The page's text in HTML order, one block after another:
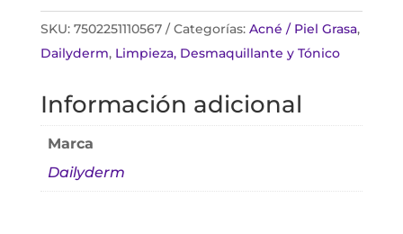
Dermolimpiador
Antiseptico
cantidad
SKU: 7502251110567 Categorías: Acné / Piel Grasa,
Dailyderm, Limpieza, Desmaquillante y Tónico
Información adicional
Marca
Dailyderm